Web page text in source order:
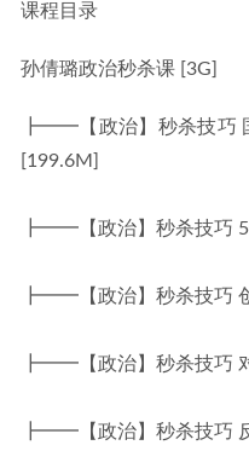
课程目录
孙倩璐政治秒杀课 [3G]
┣━━【政治】秒杀技巧
[199.6M]
┣━━【政治】秒杀技巧
┣━━【政治】秒杀技巧
┣━━【政治】秒杀技巧
┣━━【政治】秒杀技巧